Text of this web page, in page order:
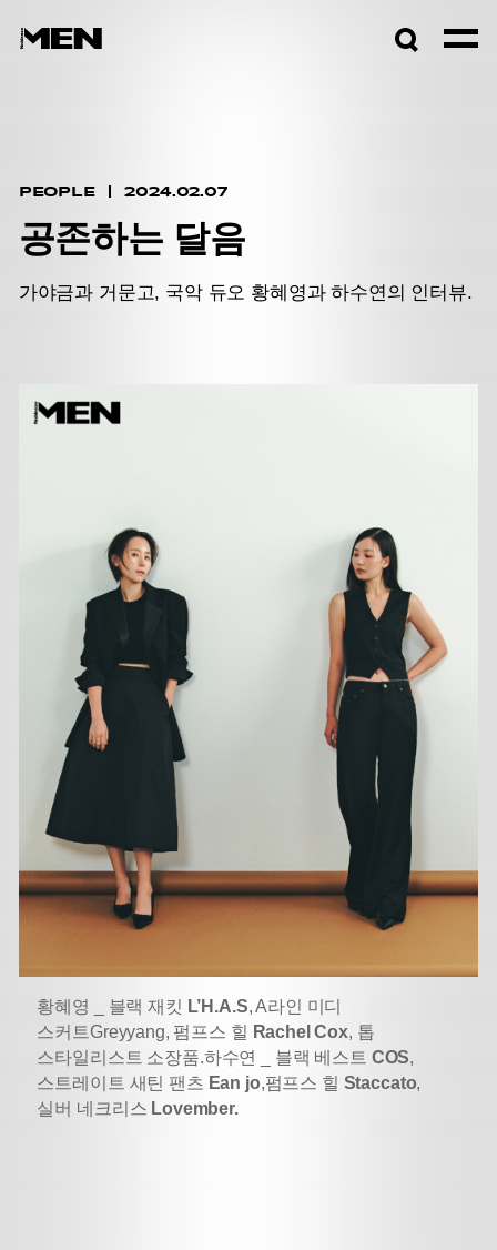
PEOPLE 2024.02.07
공존하는 달음
가야금과 거문고, 국악 듀오 황혜영과 하수연의 인터뷰.
황혜영 _ 블랙 재킷 L’H.A.S, A라인 미디
스커트 Greyyang, 펌프스 힐 Rachel Cox, 톱
스타일리스트 소장품.하수연 _ 블랙 베스트 COS,
스트레이트 새틴 팬츠 Ean jo,펌프스 힐 Staccato,
실버 네크리스 Lovember.